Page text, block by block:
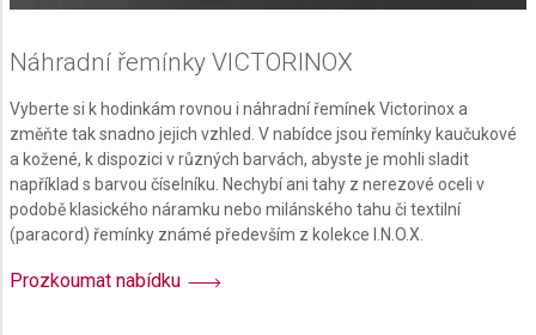
Náhradní řemínky VICTORINOX
Vyberte si k hodinkám rovnou i náhradní řemínek Victorinox a
změňte tak snadno jejich vzhled. V nabídce jsou řemínky kaučukové
a kožené, k dispozici v různých barvách, abyste je mohli sladit
například s barvou číselníku. Nechybí ani tahy z nerezové oceli v
podobě klasického náramku nebo milánského tahu či textilní
(paracord) řemínky známé především z kolekce I.N.O.X.
Prozkoumat nabídku